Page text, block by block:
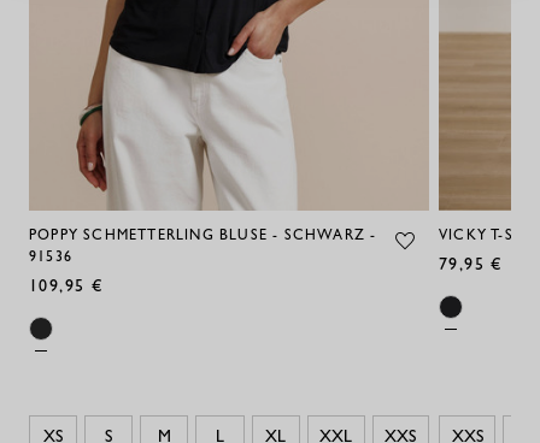
POPPY SCHMETTERLING BLUSE - SCHWARZ -
91536
109,95 €
XS S M L XL XXL XXS
VICKY T-
79,95 €
XXS